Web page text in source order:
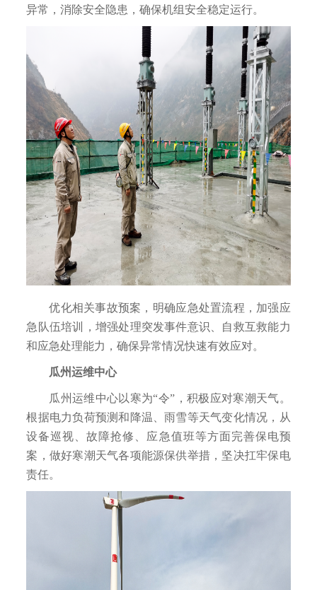
异常，消除安全隐患，确保机组安全稳定运行。
优化相关事故预案，明确应急处置流程，加强应
急队伍培训，增强处理突发事件意识、自救互救能力
和应急处理能力，确保异常情况快速有效应对。
瓜州运维中心
瓜州运维中心以寒为“令”，积极应对寒潮天气。
根据电力负荷预测和降温、雨雪等天气变化情况，从
设备巡视、故障抢修、应急值班等方面完善保电预
案，做好寒潮天气各项能源保供举措，坚决扛牢保电
责任。